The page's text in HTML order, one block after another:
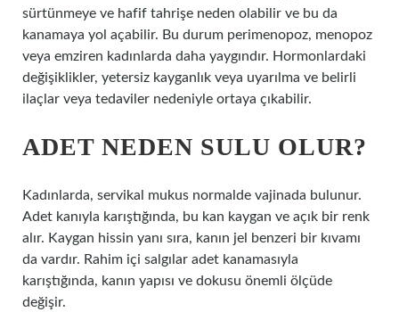
sürtünmeye ve hafif tahrişe neden olabilir ve bu da
kanamaya yol açabilir. Bu durum perimenopoz, menopoz
veya emziren kadınlarda daha yaygındır. Hormonlardaki
değişiklikler, yetersiz kayganlık veya uyarılma ve belirli
ilaçlar veya tedaviler nedeniyle ortaya çıkabilir.
ADET NEDEN SULU OLUR?
Kadınlarda, servikal mukus normalde vajinada bulunur.
Adet kanıyla karıştığında, bu kan kaygan ve açık bir renk
alır. Kaygan hissin yanı sıra, kanın jel benzeri bir kıvamı
da vardır. Rahim içi salgılar adet kanamasıyla
karıştığında, kanın yapısı ve dokusu önemli ölçüde
değişir.